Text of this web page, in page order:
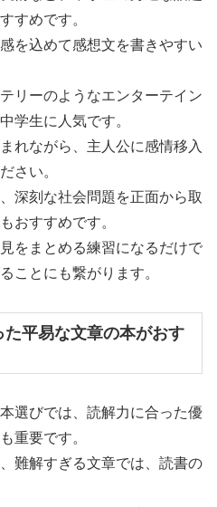
すめです。
を込めて感想文を書きやすい
リーのようなエンターテイン
学生に人気です。
れながら、主人公に感情移入
さい。
深刻な社会問題を正面から取
おすすめです。
をまとめる練習になるだけで
ことにも繋がります。
平易な文章の本がおす
選びでは、読解力に合った優
重要です。
難解すぎる文章では、読書の